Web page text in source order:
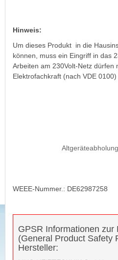
Hinweis:
Um dieses Produkt in die
können, muss ein Eingriff in das
Arbeiten am 230Volt-Netz dürfen
Elektrofachkraft (nach VDE 0100)
WEEE-Nummer.: DE62987258
GPSR Informationen zur
(General Product Safety
Hersteller: